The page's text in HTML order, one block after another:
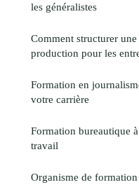
les généralistes
Comment structurer
production pour les
Formation en
votre carrière
Formation bureautique
travail
Organisme de